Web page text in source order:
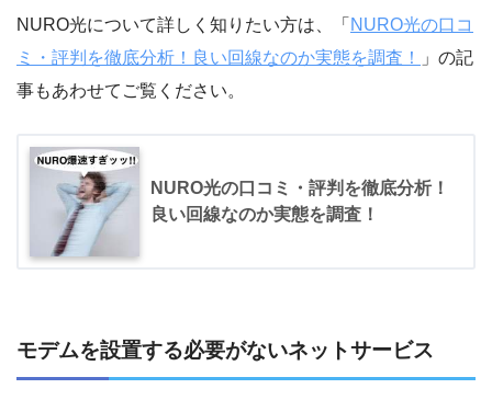
NURO光について詳しく知りたい方は、「 NURO光の口コ
ミ・評判を徹底分析！良い回線なのか実態を調査！
」の記
事もあわせてご覧ください。
NURO光の口コミ・評判を徹底分析！
良い回線なのか実態を調査！
モデムを設置する必要がないネットサービス